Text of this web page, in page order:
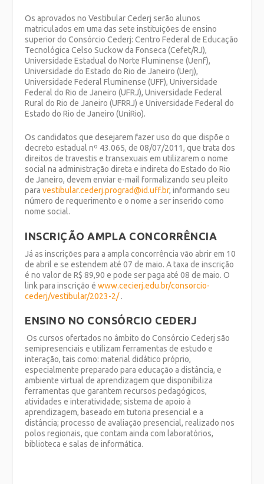
Os aprovados no Vestibular Cederj serão alunos
matriculados em uma das sete instituições de ensino
superior do Consórcio Cederj: Centro Federal de Educação
Tecnológica Celso Suckow da Fonseca (Cefet/RJ),
Universidade Estadual do Norte Fluminense (Uenf),
Universidade do Estado do Rio de Janeiro (Uerj),
Universidade Federal Fluminense (UFF), Universidade
Federal do Rio de Janeiro (UFRJ), Universidade Federal
Rural do Rio de Janeiro (UFRRJ) e Universidade Federal do
Estado do Rio de Janeiro (UniRio).
Os candidatos que desejarem fazer uso do que dispõe o
decreto estadual nº 43.065, de 08/07/2011, que trata dos
direitos de travestis e transexuais em utilizarem o nome
social na administração direta e indireta do Estado do Rio
de Janeiro, devem enviar e-mail formalizando seu pleito
paravestibular.cederj.prograd@id.uff.br, informando seu
número de requerimento e o nome a ser inserido como
nome social.
INSCRIÇÃO AMPLA CONCORRÊNCIA
Já as inscrições para a ampla concorrência vão abrir em 10
de abril e se estendem até 07 de maio. A taxa de inscrição
é no valor de R$ 89,90 e pode ser paga até 08 de maio. O
link para inscrição éwww.cecierj.edu.br/consorcio-
cederj/vestibular/2023-2/.
ENSINO NO CONSÓRCIO CEDERJ
Os cursos ofertados no âmbito do Consórcio Cederj são
semipresenciais e utilizam ferramentas de estudo e
interação, tais como: material didático próprio,
especialmente preparado para educação a distância, e
ambiente virtual de aprendizagem que disponibiliza
ferramentas que garantem recursos pedagógicos,
atividades e interatividade; sistema de apoio à
aprendizagem, baseado em tutoria presencial e a
distância; processo de avaliação presencial, realizado nos
polos regionais, que contam ainda com laboratórios,
biblioteca e salas de informática.